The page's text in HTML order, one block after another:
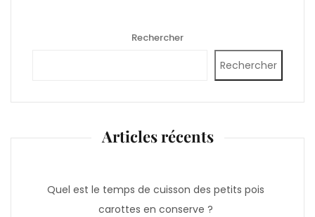
Rechercher
Rechercher
Articles récents
Quel est le temps de cuisson des petits pois
carottes en conserve ?